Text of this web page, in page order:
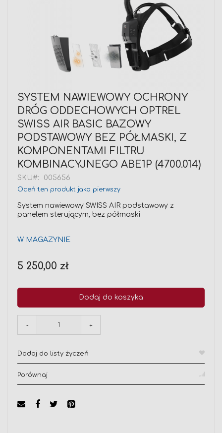
Przejdź
na
początek
galerii
SYSTEM NAWIEWOWY OCHRONY
DRÓG ODDECHOWYCH OPTREL
SWISS AIR BASIC BAZOWY
PODSTAWOWY BEZ PÓŁMASKI, Z
KOMPONENTAMI FILTRU
KOMBINACYJNEGO ABE1P (4700.014)
SKU 005656
Oceń ten produkt jako pierwszy
System nawiewowy SWISS AIR podstawowy z
panelem sterującym, bez półmaski
W MAGAZYNIE
5 250,00 zł
Dodaj do koszyka
- +
Dodaj do listy życzeń
Porównaj